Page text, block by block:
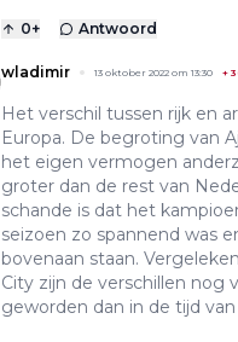
0+ Antwoord
wladimir 13 oktober 2022 om 13:30 +
Het verschil tussen rijk en
Europa. De begroting van
het eigen vermogen
groter dan de rest van
schande is dat het
seizoen zo spannend was
bovenaan staan.
City zijn de verschillen nog
geworden dan in de tijd